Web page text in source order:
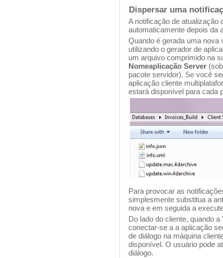
Dispersar uma
A notificação de atualização
automaticamente depois da
Quando é gerada uma nova
utilizando o gerador de
um arquivo comprimido na
Nomeaplicação Server
pacote servidor). Se você
aplicação cliente
estará disponível para cada
Para provocar as
simplesmente substitua a
nova e em seguida a
Do lado do cliente, quando
conectar-se a a aplicação
de diálogo na máquina
disponível. O usuário pode
diálogo.